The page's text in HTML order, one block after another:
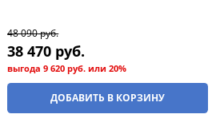
48 090 руб.
38 470 руб.
выгода9 620 руб. или20%
ДОБАВИТЬ В КОРЗИНУ